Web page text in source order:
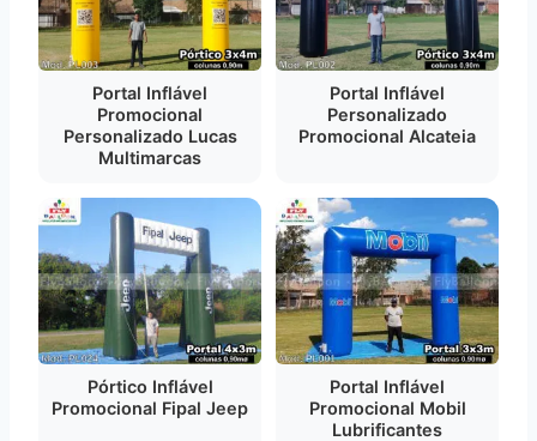
Portal Inflável
Promocional
Personalizado Lucas
Multimarcas
Portal Inflável
Personalizado
Promocional Alcateia
Pórtico Inflável
Promocional Fipal Jeep
Portal Inflável
Promocional Mobil
Lubrificantes